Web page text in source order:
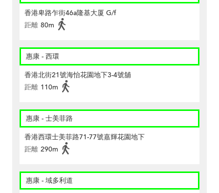
香港卑路乍街46a隆基大厦 G/f
距離 80m
惠康 - 西環
香港北街21號海怡花園地下3-4號舖
距離 110m
惠康 - 士美菲路
香港西環士美菲路71-77號嘉輝花園地下
距離 290m
惠康 - 域多利道